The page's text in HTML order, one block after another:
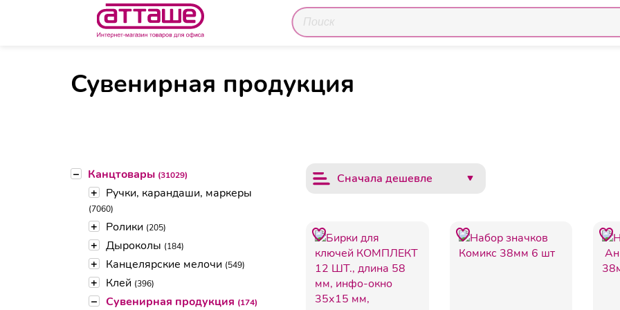
Главная Каталог товаров Сувенирная продукция
Сувенирная продукция
– Канцтовары (31029)
+ Ручки, карандаши, маркеры
(7060)
+ Ролики (205)
+ Дыроколы (184)
+ Канцелярские мелочи (549)
+ Клей (396)
– Сувенирная продукция (174)
Сначала дешевле